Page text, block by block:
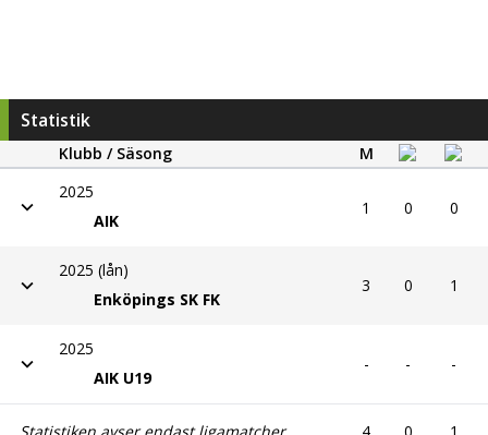
Statistik
Klubb / Säsong
M
2025
AIK
1 0 0
2025 (lån)
Enköpings SK FK
3 0 1
2025
AIK U19
- - -